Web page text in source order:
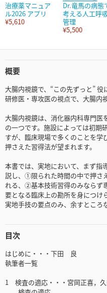
治療薬マニュア
ル2026 アプリ
¥5,610
Dr.竜馬の病態
考える人工呼
管理
¥5,500
概要
大腸内視鏡で、“この先ずっと” 役
研修医・専攻医の視点で、大腸内
大腸内視鏡は、消化器内科専門医
の一つです。施設によっては初期
すが、臨床現場で多くのことを学
押さえた習得法が望まれます。
本書では、実地において、まず指
説し、①限られた時間の中で押さ
れる、②基本技術習得のみならず
要となる臨床上の勘所を身につけ
実地手技の要点のみ、余すところ
目次
はじめに・・・下田 良
執筆者一覧
1 検査の適応・・・宮岡正喜，